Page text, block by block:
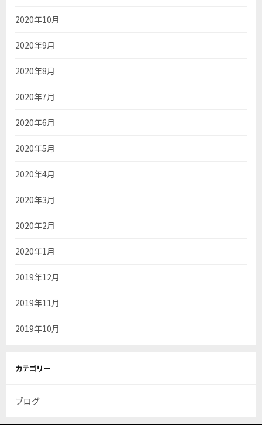
2020年10月
2020年9月
2020年8月
2020年7月
2020年6月
2020年5月
2020年4月
2020年3月
2020年2月
2020年1月
2019年12月
2019年11月
2019年10月
カテゴリー
ブログ